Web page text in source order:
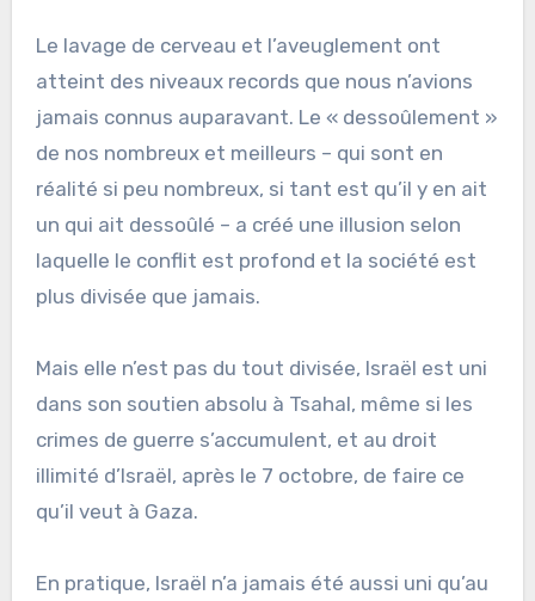
Le lavage de cerveau et l’aveuglement ont
atteint des niveaux records que nous n’avions
jamais connus auparavant. Le « dessoûlement »
de nos nombreux et meilleurs – qui sont en
réalité si peu nombreux, si tant est qu’il y en ait
un qui ait dessoûlé – a créé une illusion selon
laquelle le conflit est profond et la société est
plus divisée que jamais.
Mais elle n’est pas du tout divisée, Israël est uni
dans son soutien absolu à Tsahal, même si les
crimes de guerre s’accumulent, et au droit
illimité d’Israël, après le 7 octobre, de faire ce
qu’il veut à Gaza.
En pratique, Israël n’a jamais été aussi uni qu’au